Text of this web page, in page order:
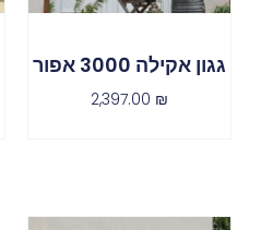
גגון אקילה 3000 אפור
2,397.00 ₪